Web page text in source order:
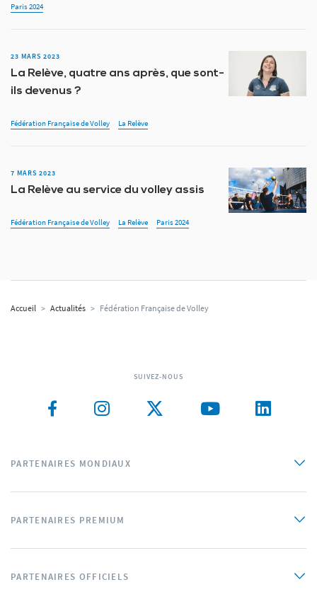
Paris 2024
23 MARS 2023
La Relève, quatre ans après, que sont-
ils devenus ?
Fédération Française de Volley La Relève
7 MARS 2023
La Relève au service du volley assis
Fédération Française de Volley La Relève Paris 2024
Accueil > Actualités > Fédération Française de Volley
SUIVEZ-NOUS
PARTENAIRES MONDIAUX
PARTENAIRES PREMIUM
PARTENAIRES OFFICIELS